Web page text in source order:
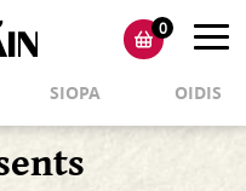
0
SIOPA OIDIS